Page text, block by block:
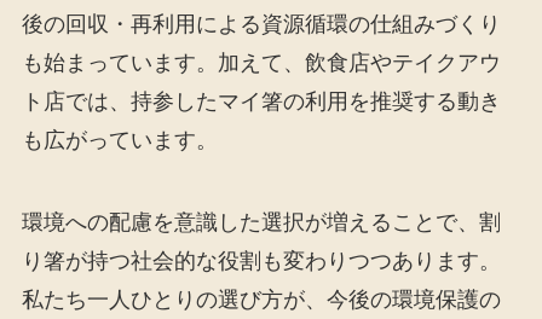
後の回収・再利用による資源循環の仕組みづくり
も始まっています。加えて、飲食店やテイクアウ
ト店では、持参したマイ箸の利用を推奨する動き
も広がっています。
環境への配慮を意識した選択が増えることで、割
り箸が持つ社会的な役割も変わりつつあります。
私たち一人ひとりの選び方が、今後の環境保護の